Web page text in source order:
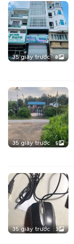
35 giây trước 8
35 giây trước 5
35 giây trước 3